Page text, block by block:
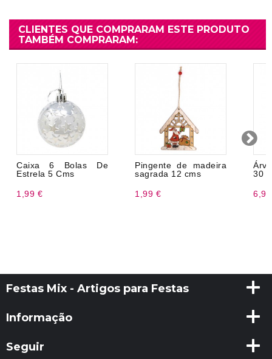
CLIENTES QUE COMPRARAM ESTE PRODUTO
TAMBÉM COMPRARAM:
Caixa 6 Bolas De
Estrela 5 Cms
1,99 €
Pingente de madeira
sagrada 12 cms
1,99 €
30
Festas Mix - Artigos para Festas
Informação
Seguir